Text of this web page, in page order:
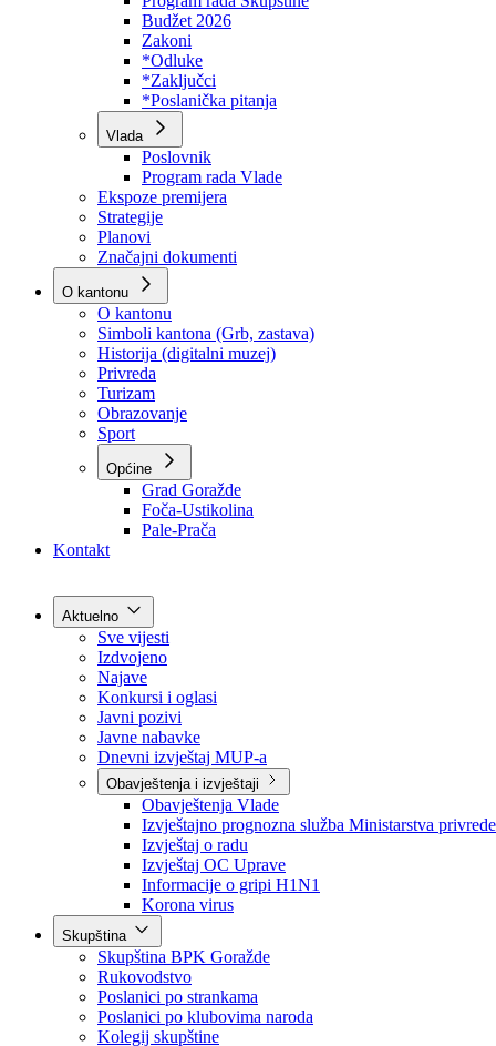
Skupština
Poslovnik
Program rada Skupštine
Budžet 2026
Zakoni
*Odluke
*Zaključci
*Poslanička pitanja
Vlada
Poslovnik
Program rada Vlade
Ekspoze premijera
Strategije
Planovi
Značajni dokumenti
O kantonu
O kantonu
Simboli kantona (Grb, zastava)
Historija (digitalni muzej)
Privreda
Turizam
Obrazovanje
Sport
Općine
Kontakt
Aktuelno
Sve vijesti
Izdvojeno
Najave
Konkursi i oglasi
Javni pozivi
Javne nabavke
Dnevni izvještaj MUP-a
Obavještenja i izvještaji
Obavještenja Vlade
Izvještajno prognozna služba Ministarstva privrede
Izvještaj o radu
Izvještaj OC Uprave
Informacije o gripi H1N1
Korona virus
Skupština
Skupština BPK Goražde
Rukovodstvo